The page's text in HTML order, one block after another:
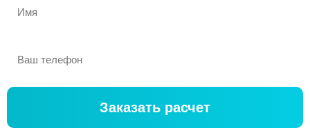
Заказать расчет